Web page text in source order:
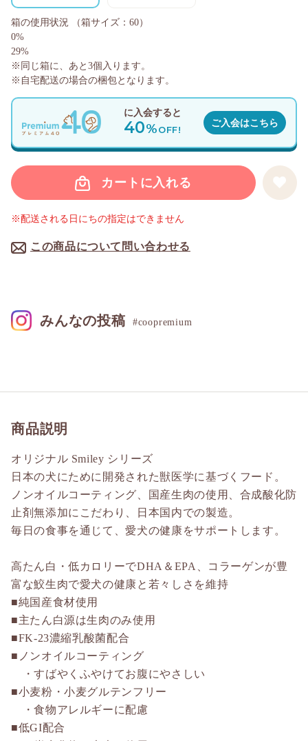
カートに入れる
この商品について問い合わせる
※配送される日にちの指定はできません
に入会すると
40%OFF!
ご入会はこちら
箱の使用状況
（箱サイズ：60）
0%
29%
※同じ箱に、あと 3個入ります。
※自宅配送の場合の梱包となります。
商品説明
オリジナル Smiley シリーズ
日本の犬にために開発された獣医学に基づくフード。
ノンオイルコーティング、国産生肉の使用、合成酸化防
止剤無添加にこだわり、日本国内での製造。
毎日の食事を通じて、愛犬の健康をサポートします。
高たん白・低カロリーでDHA＆EPA、コラーゲンが豊
富な鮫生肉で愛犬の健康と若々しさを維持
■純国産食材使用
■主たん白源は生肉のみ使用
■FK-23濃縮乳酸菌配合
■ノンオイルコーティング
・すばやくふやけてお腹にやさしい
■小麦粉・小麦グルテンフリー
・食物アレルギーに配慮
■低GI配合
みんなの投稿 #coopremium